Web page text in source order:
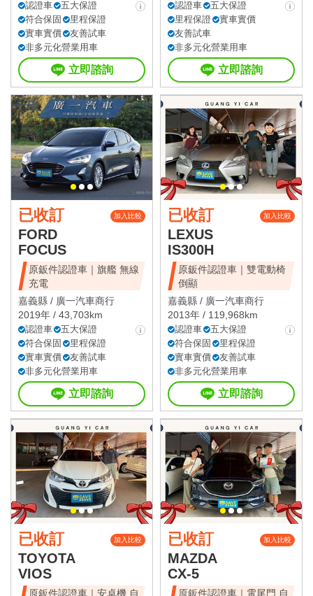
認證車
五大保證
符合保固
里程保證
實車實價
友善試車
非多元化營業用車
立即諮詢
認證車
五大保證
里程保證
實車實價
友善試車
非多元化營業用車
立即諮詢
已收訂 加入比較
FORD
FOCUS
原鈑件認證車｜旗艦 無線
充電
嘉義縣 / 廣一汽車商行
2019年 / 43,703km
認證車
五大保證
符合保固
里程保證
實車實價
友善試車
非多元化營業用車
立即諮詢
已收訂 加入比較
LEXUS
IS300H
原鈑件認證車｜雙電動椅
倒顯
嘉義縣 / 廣一汽車商行
2013年 / 119,968km
認證車
五大保證
符合保固
里程保證
實車實價
友善試車
非多元化營業用車
立即諮詢
已收訂 加入比較
TOYOTA
VIOS
原鈑件認證車｜安卓機 自
已收訂 加入比較
MAZDA
CX-5
原鈑件認證車｜電尾門 自